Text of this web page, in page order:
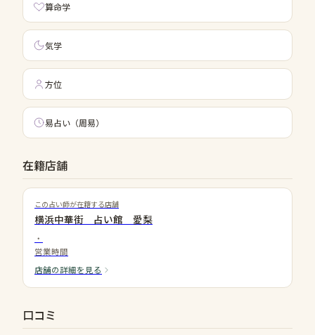
算命学
気学
方位
易占い（周易）
在籍店舗
この占い師が在籍する店舗
横浜中華街 占い館 愛梨
・
営業時間
店舗の詳細を見る
口コミ